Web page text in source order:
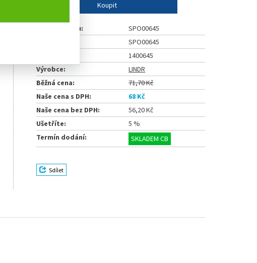
Koupit
Číslo výrobku:
SPO00645
SPO00645
1400645
Výrobce:
LINDR
Běžná cena:
71,70 Kč
Naše cena s DPH:
68 Kč
Naše cena bez DPH:
56,20 Kč
Ušetříte:
5 %
Termín dodání:
SKLADEM CB
Sdílet